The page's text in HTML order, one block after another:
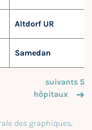
Altdorf UR
Samedan
suivants 5
hôpitaux
des graphiques.